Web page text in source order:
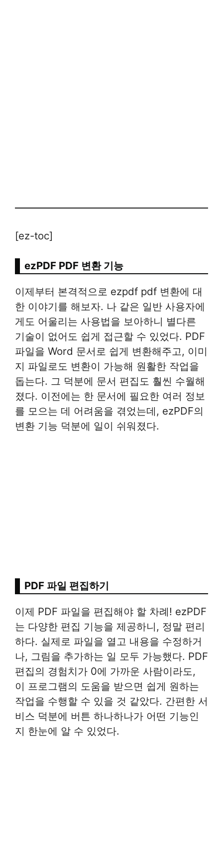
[ez-toc]
ezPDF PDF 변환 기능
이제부터 본격적으로 ezpdf pdf 변환에 대
한 이야기를 해보자. 나 같은 일반 사용자에
게도 어울리는 사용법을 보아하니 별다른
기술이 없어도 쉽게 접근할 수 있었다. PDF
파일을 Word 문서로 쉽게 변환해주고, 이미
지 파일로도 변환이 가능해 원활한 작업을
돕는다. 그 덕분에 문서 편집도 훨씬 수월해
졌다. 이전에는 한 문서에 필요한 여러 정보
를 모으는 데 어려움을 겪었는데, ezPDF의
변환 기능 덕분에 일이 쉬워졌다.
PDF 파일 편집하기
이제 PDF 파일을 편집해야 할 차례! ezPDF
는 다양한 편집 기능을 제공하니, 정말 편리
하다. 실제로 파일을 열고 내용을 수정하거
나, 그림을 추가하는 일 모두 가능했다. PDF
편집의 경험치가 0에 가까운 사람이라도,
이 프로그램의 도움을 받으면 쉽게 원하는
작업을 수행할 수 있을 것 같았다. 간편한 서
비스 덕분에 버튼 하나하나가 어떤 기능인
지 한눈에 알 수 있었다.